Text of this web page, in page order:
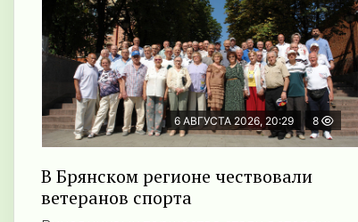
6 АВГУСТА 2026, 20:29 8
В Брянском регионе чествовали
ветеранов спорта